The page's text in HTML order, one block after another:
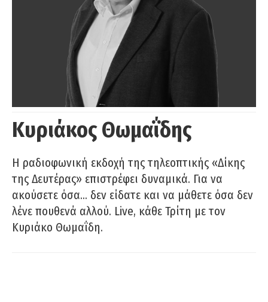
Κυριάκος Θωμαΐδης
Η ραδιοφωνική εκδοχή της τηλεοπτικής «Δίκης
της Δευτέρας» επιστρέφει δυναμικά. Για να
ακούσετε όσα… δεν είδατε και να μάθετε όσα δεν
λένε πουθενά αλλού. Live, κάθε Τρίτη με τον
Κυριάκο Θωμαΐδη.